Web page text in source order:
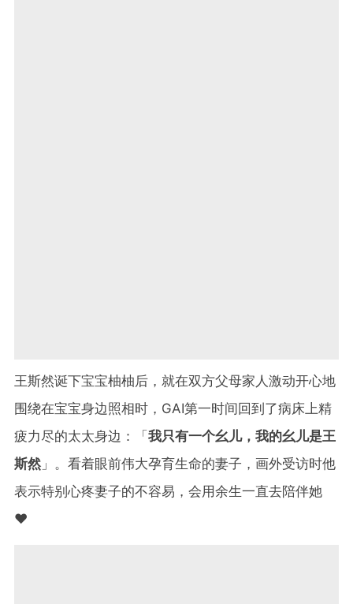
王斯然诞下宝宝柚柚后，就在双方父母家人激动开心地
围绕在宝宝身边照相时，GAI第一时间回到了病床上精
疲力尽的太太身边：「我只有一个幺儿，我的幺儿是王
斯然 」。看着眼前伟大孕育生命的妻子，画外受访时他
表示特别心疼妻子的不容易，会用余生一直去陪伴她
❤️